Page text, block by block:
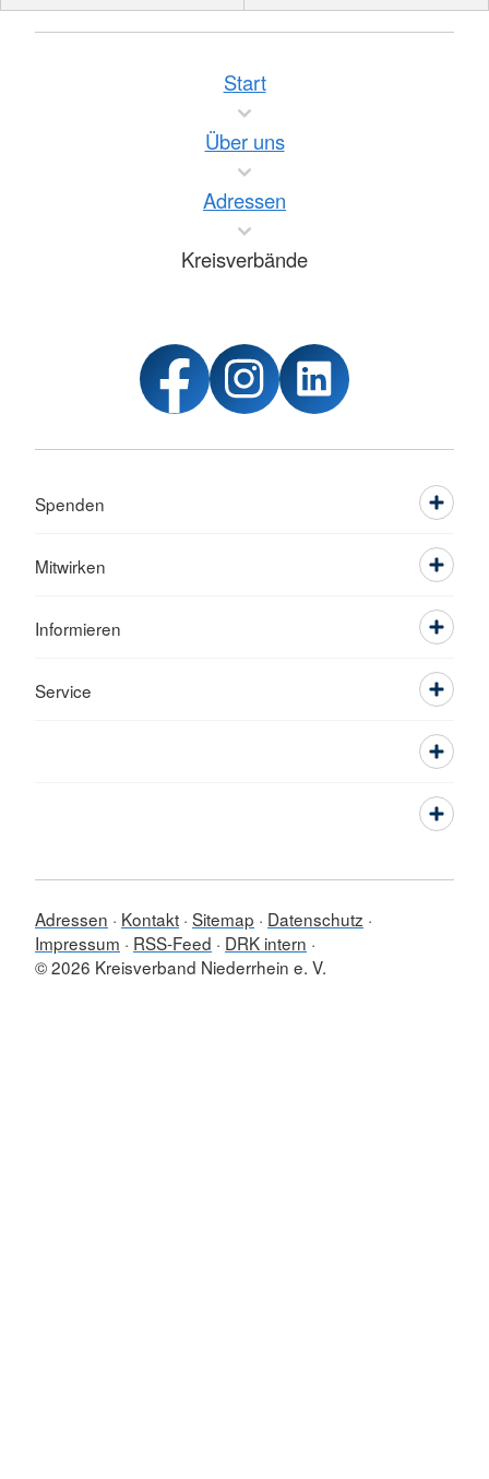
Start
Über uns
Adressen
Kreisverbände
Spenden
Mitwirken
Informieren
Service
Adressen Kontakt Sitemap
Datenschutz
Impressum
RSS-Feed
DRK intern
© 2026 Kreisverband Niederrhein e. V.